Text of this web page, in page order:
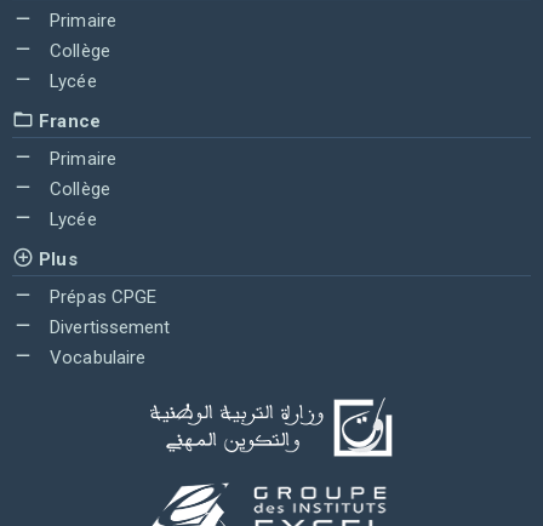
Primaire
Collège
Lycée
France
Primaire
Collège
Lycée
Plus
Prépas CPGE
Divertissement
Vocabulaire